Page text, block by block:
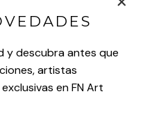
y descubra antes que
artistas
en FN Art